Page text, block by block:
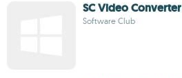
SC Video Converter
Software Club